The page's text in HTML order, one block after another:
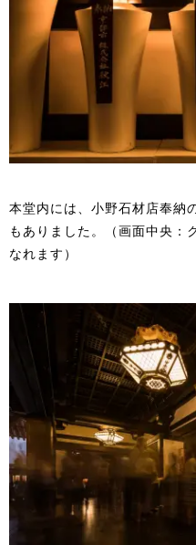
本堂内には、小野石材店奉納
もありました。（画面中央：
なれます）